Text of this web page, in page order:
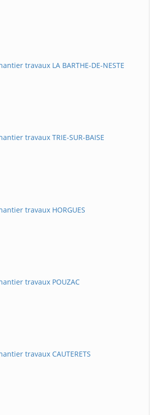
travaux LA BARTHE-DE-NESTE
travaux TRIE-SUR-BAISE
travaux HORGUES
travaux POUZAC
travaux CAUTERETS